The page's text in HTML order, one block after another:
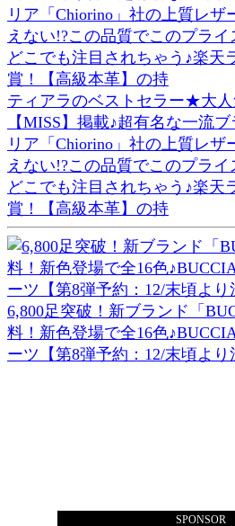
ティアラのベストセラー★大人
【MISS】掲載♪超有名な一流
リア「Chiorino」社の上質レザ
えない!?この品質でこのプライ
どこでも注目されちゃう♪楽天
賞！【高級本革】の持
6,800足突破！新ブランド「
料！新色登場で全16色
ーツ【第8弾予約：12/末頃より
SPONSOR